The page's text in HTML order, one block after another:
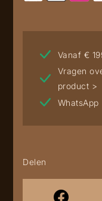
Vanaf €
Vragen
product >
WhatsApp
Delen